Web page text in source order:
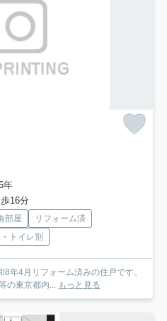
年
16分
部屋
リフォーム済
トイレ別
年4月リフォーム済みの住戸です。
の東京都内... もっと見る